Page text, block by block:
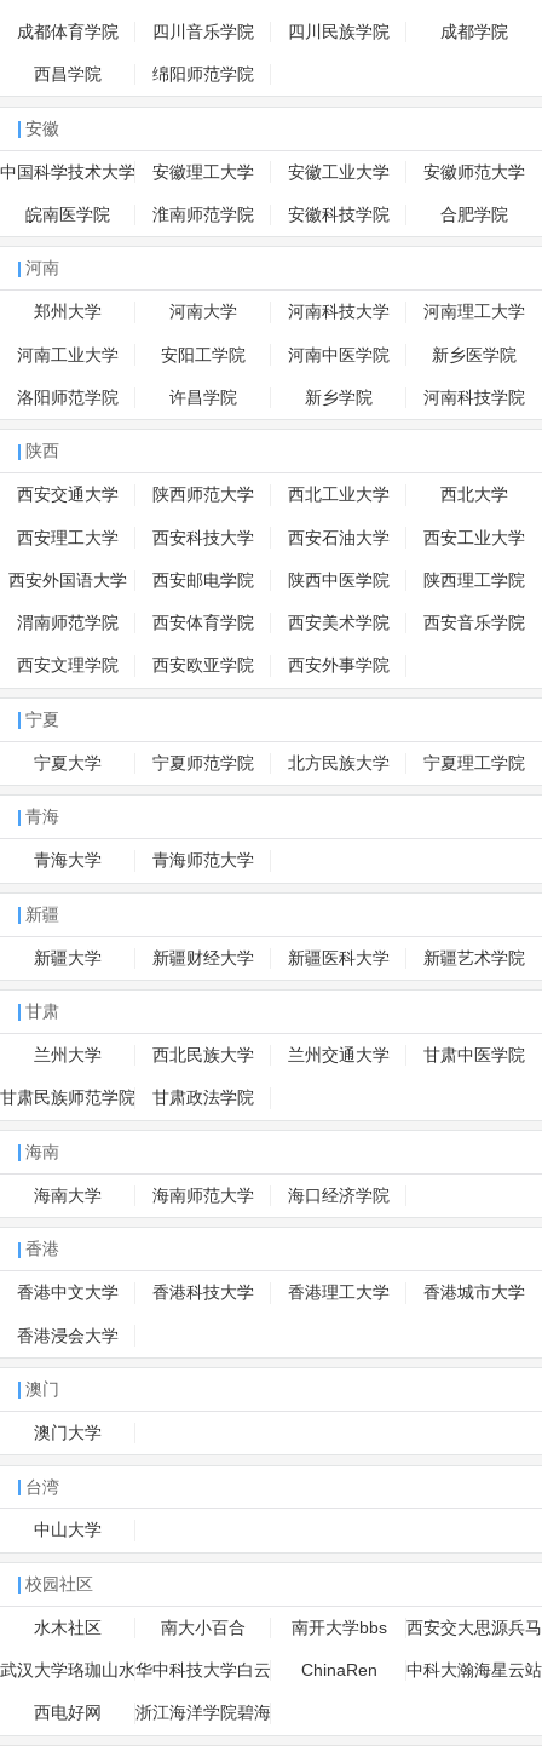
成都体育学院 四川音乐学院 四川民族学院 成都学院
西昌学院 绵阳师范学院
安徽
中国科学技术大学 安徽理工大学 安徽工业大学 安徽师范大学
皖南医学院 淮南师范学院 安徽科技学院 合肥学院
河南
郑州大学 河南大学 河南科技大学 河南理工大学
河南工业大学 安阳工学院 河南中医学院 新乡医学院
洛阳师范学院 许昌学院 新乡学院 河南科技学院
陕西
西安交通大学 陕西师范大学 西北工业大学 西北大学
西安理工大学 西安科技大学 西安石油大学 西安工业大学
西安外国语大学 西安邮电学院 陕西中医学院 陕西理工学院
渭南师范学院 西安体育学院 西安美术学院 西安音乐学院
西安文理学院 西安欧亚学院 西安外事学院
宁夏
宁夏大学 宁夏师范学院 北方民族大学 宁夏理工学院
青海
青海大学 青海师范大学
新疆
新疆大学 新疆财经大学 新疆医科大学 新疆艺术学院
甘肃
兰州大学 西北民族大学 兰州交通大学 甘肃中医学院
甘肃民族师范学院 甘肃政法学院
海南
海南大学 海南师范大学 海口经济学院
香港
香港中文大学 香港科技大学 香港理工大学 香港城市大学
香港浸会大学
澳门
澳门大学
台湾
中山大学
校园社区
水木社区 南大小百合 南开大学bbs 西安交大思源兵马
俑
武汉大学珞珈山水华中科技大学白云
黄鹤
ChinaRen 中科大瀚海星云站
西电好网 浙江海洋学院碧海